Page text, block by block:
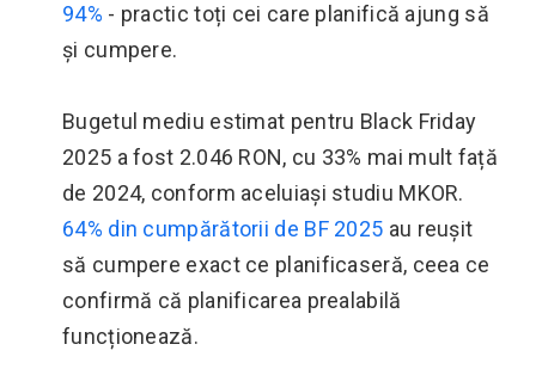
94% - practic toți cei care planifică ajung să
și cumpere.
Bugetul mediu estimat pentru Black Friday
2025 a fost 2.046 RON, cu 33% mai mult față
de 2024, conform aceluiași studiu MKOR.
64% din cumpărătorii de BF 2025 au reușit
să cumpere exact ce planificaseră, ceea ce
confirmă că planificarea prealabilă
funcționează.